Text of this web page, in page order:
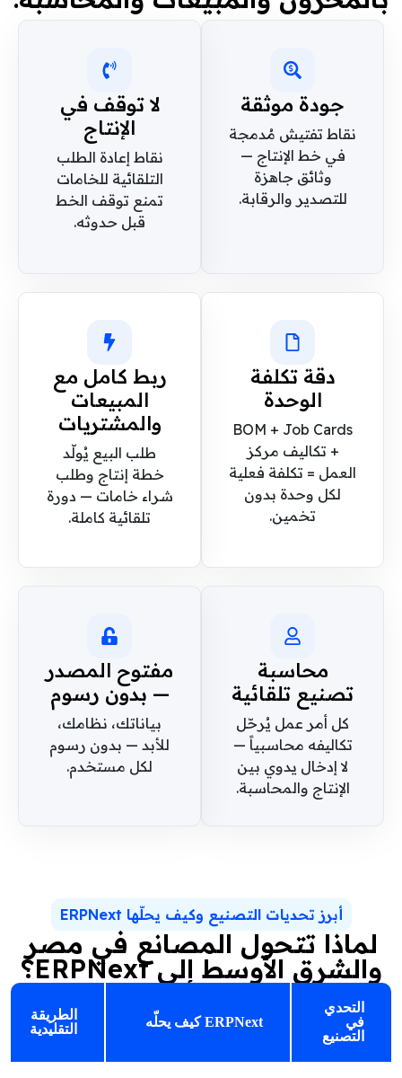
جودة موثقة
نقاط تفتيش مُدمجة
في خط الإنتاج —
وثائق جاهزة
للتصدير والرقابة.
لا توقف في
الإنتاج
نقاط إعادة الطلب
التلقائية للخامات
تمنع توقف الخط
قبل حدوثه.
دقة تكلفة
الوحدة
BOM + Job Cards
+ تكاليف مركز
العمل = تكلفة فعلية
لكل وحدة بدون
تخمين.
ربط كامل مع
المبيعات
والمشتريات
طلب البيع يُولّد
خطة إنتاج وطلب
شراء خامات — دورة
تلقائية كاملة.
محاسبة
تصنيع تلقائية
كل أمر عمل يُرحّل
تكاليفه محاسبياً —
لا إدخال يدوي بين
الإنتاج والمحاسبة.
مفتوح المصدر
— بدون رسوم
بياناتك، نظامك،
للأبد — بدون رسوم
لكل مستخدم.
أبرز تحديات التصنيع وكيف يحلّها ERPNext
لماذا تتحول المصانع في مصر
والشرق الأوسط إلى ERPNext؟
التحدي
في
التصنيع
ERPNext كيف يحلّه
الطريقة
التقليدية